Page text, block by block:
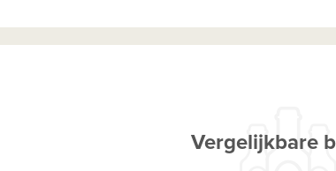
Vergelijkbare